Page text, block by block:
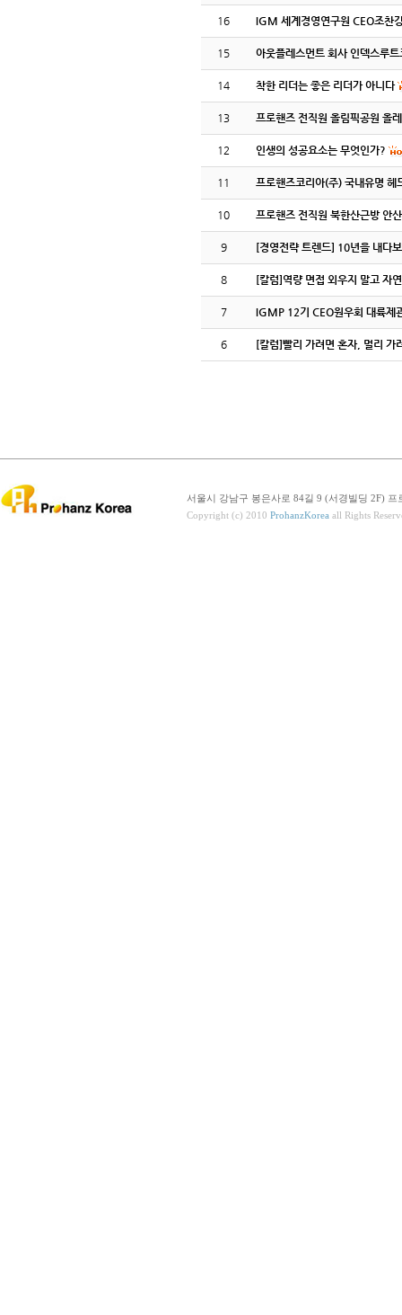
16 IGM 세계경영연구원 CEO조찬
15 아웃플레스먼트 회사 인덱스루
14 착한 리더는 좋은 리더가 아니다
13 프로핸즈 전직원 올림픽공원 올
12 인생의 성공요소는 무엇인가?
11 프로핸즈코리아(주) 국내유명
10 프로핸즈 전직원 북한산근방 안
9 [경영전략 트렌드] 10년을 내다
8 [칼럼]역량 면접 외우지 말고 자
7 IGMP 12기 CEO원우회 대륙제
6 [칼럼]빨리 가려면 혼자, 멀리 가
서울시 강남구 봉은사로 84길 9 (서경빌딩 2F)
Copyright (c) 2010 ProhanzKorea all Rights